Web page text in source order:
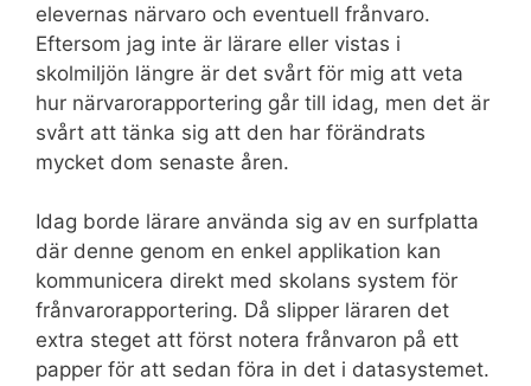
elevernas närvaro och eventuell frånvaro.
Eftersom jag inte är lärare eller vistas i
skolmiljön längre är det svårt för mig att veta
hur närvarorapportering går till idag, men det är
svårt att tänka sig att den har förändrats
mycket dom senaste åren.
Idag borde lärare använda sig av en surfplatta
där denne genom en enkel applikation kan
kommunicera direkt med skolans system för
frånvarorapportering. Då slipper läraren det
extra steget att först notera frånvaron på ett
papper för att sedan föra in det i datasystemet.